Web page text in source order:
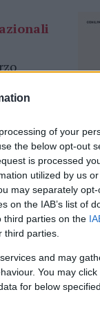
of your
the below opt-out
is processed
utilized by us
may separately
on the IAB’s list of
third parties on the
parties.
and may
You may
for below
ad un